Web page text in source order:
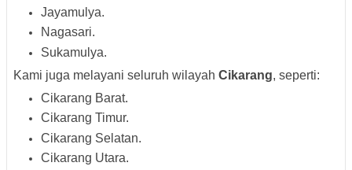
Jayamulya.
Nagasari.
Sukamulya.
Kami juga melayani seluruh wilayah Cikarang, seperti:
Cikarang Barat.
Cikarang Timur.
Cikarang Selatan.
Cikarang Utara.